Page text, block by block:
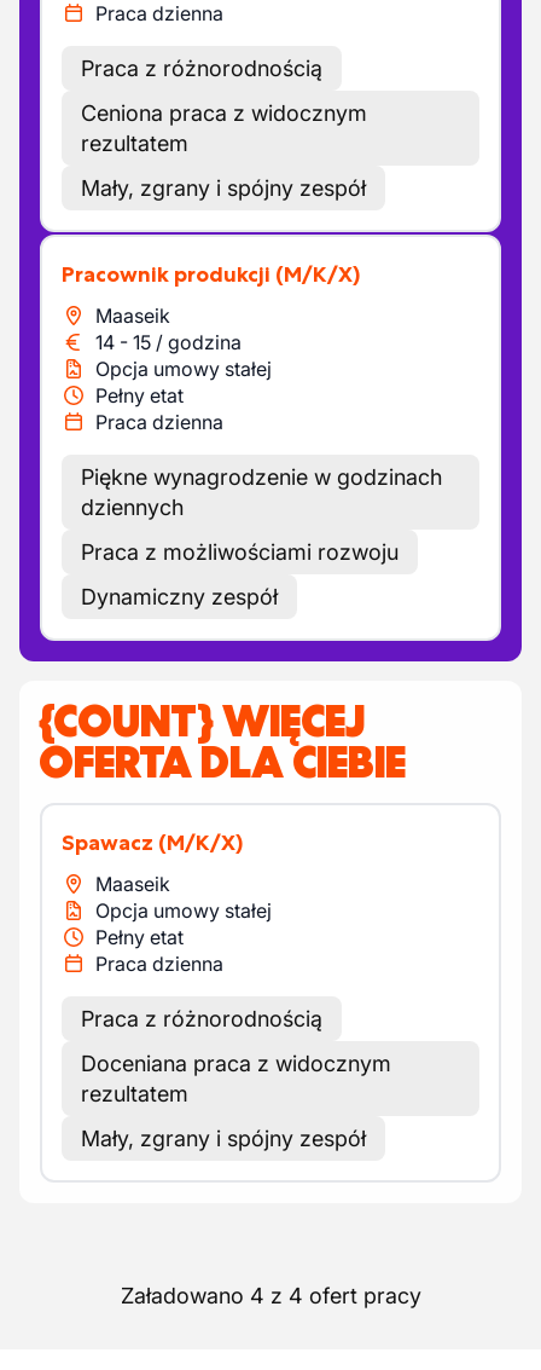
Praca dzienna
Praca z różnorodnością
Ceniona praca z widocznym
rezultatem
Mały, zgrany i spójny zespół
Pracownik produkcji (M/K/X)
Maaseik
14 - 15 / godzina
Opcja umowy stałej
Pełny etat
Praca dzienna
Piękne wynagrodzenie w godzinach
dziennych
Praca z możliwościami rozwoju
Dynamiczny zespół
{COUNT} WIĘCEJ
OFERTA DLA CIEBIE
Spawacz (M/K/X)
Maaseik
Opcja umowy stałej
Pełny etat
Praca dzienna
Praca z różnorodnością
Doceniana praca z widocznym
rezultatem
Mały, zgrany i spójny zespół
Załadowano 4 z 4 ofert pracy